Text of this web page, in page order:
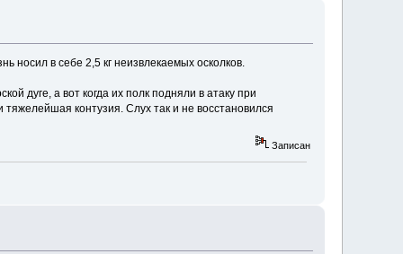
носил в себе 2,5 кг неизвлекаемых осколков.
дуге, а вот когда их полк подняли в атаку при
контузия. Слух так и не восстановился
Записан